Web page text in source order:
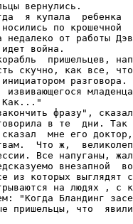
вернулись.
я купала  ребенка
по крошечной
недалеко от работы
война.
пришельцев,
скучно, как все,
разговора.
извивающегося
Как..."
фразу",
в те  дни. Так
мне его
Что ж,
Все напуганы,
внезапной
из которых выглядят
на людях , с
"Когда Бландинг
пришельцы, что